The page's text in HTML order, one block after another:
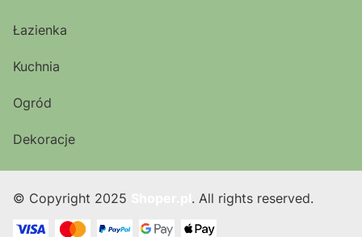
Łazienka
Kuchnia
Ogród
Dekoracje
© Copyright 2025 . All rights reserved.